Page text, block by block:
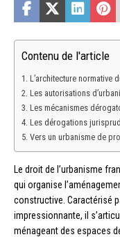
Contenu de l'article
L’architecture normative
Les autorisations
Les mécanismes
Les dérogations
Vers un urbanisme de
Le droit de l’urbanisme
qui organise
constructive. Caractérisé
impressionnante, il
ménageant des espaces